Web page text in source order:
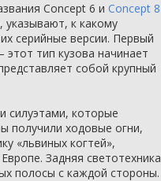
Concept 6 и Concept 8
к какому
серийные версии. Первый
тип кузова начинает
собой крупный
силуэтами, которые
получили ходовые огни,
«львиных когтей»,
Задняя светотехника
полосы с каждой стороны.